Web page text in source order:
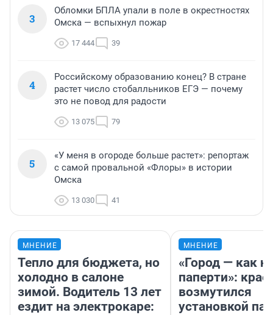
3
Обломки БПЛА упали в поле в окрестностях
Омска — вспыхнул пожар
17 444 39
4
Российскому образованию конец? В стране
растет число стобалльников ЕГЭ — почему
это не повод для радости
13 075 79
5
«У меня в огороде больше растет»: репортаж
с самой провальной «Флоры» в истории
Омска
13 030 41
МНЕНИЕ
Тепло для бюджета, но
холодно в салоне
зимой. Водитель 13 лет
ездит на электрокаре:
МНЕНИЕ
«Город — как
паперти»:
возмутился
установкой